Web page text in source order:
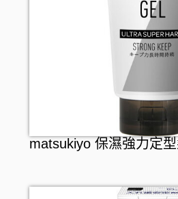
漱口水
假牙護理
介護用品
保暖用品
嬰兒用品
寵物產品
matsukiyo 保濕強力定